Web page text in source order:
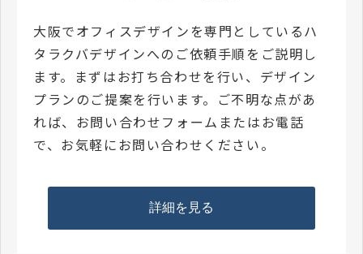
大阪でオフィスデザインを専門としているハ
タラクバデザインへのご依頼手順をご説明し
ます。まずはお打ち合わせを行い、デザイン
プランのご提案を行います。ご不明な点があ
れば、お問い合わせフォームまたはお電話
で、お気軽にお問い合わせください。
詳細を見る